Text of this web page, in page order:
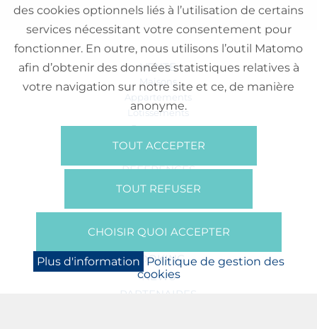
VENTE
Maisons
Appartements
Lotissements
Commerces
Bureaux
RÉFÉRENCES
SUR NOUS
Presse
BOOKING
NEWS
PARTENAIRES
des cookies optionnels liés à l’utilisation de certains
services nécessitant votre consentement pour
fonctionner. En outre, nous utilisons l’outil Matomo
afin d’obtenir des données statistiques relatives à
votre navigation sur notre site et ce, de manière
anonyme.
TOUT ACCEPTER
TOUT REFUSER
CHOISIR QUOI ACCEPTER
Plus d'information Politique de gestion des
cookies